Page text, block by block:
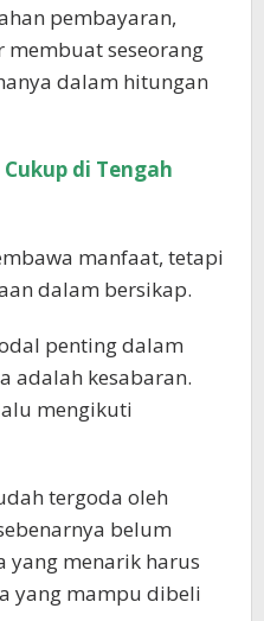
pembayaran,
membuat seseorang
dalam hitungan
di Tengah
manfaat, tetapi
dalam bersikap.
penting dalam
adalah kesabaran.
mengikuti
tergoda oleh
belum
yang menarik harus
yang mampu dibeli